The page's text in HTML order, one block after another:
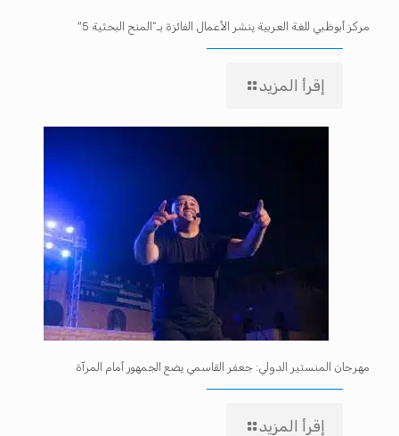
مركز أبوظبي للغة العربية ينشر الأعمال الفائزة بـ”المنح البحثية 5″
إقرأ المزيد
مهرجان المنستير الدولي: جعفر القاسمي يضع الجمهور أمام المرآة
إقرأ المزيد